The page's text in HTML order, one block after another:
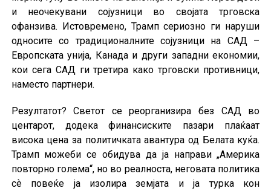
и неочекувани сојузници во својата трговска
офанзива. Истовремено, Трамп сериозно ги наруши
односите со традиционалните сојузници на САД –
Европската унија, Канада и други западни економии,
кои сега САД ги третира како трговски противници,
наместо партнери.
Резултатот? Светот се реорганизира без САД во
центарот, додека финансиските пазари плаќаат
висока цена за политичката авантура од Белата куќа.
Трамп можеби се обидува да ја направи „Америка
повторно голема“, но во реалноста, неговата политика
сѐ повеќе ја изолира земјата и ја турка кон